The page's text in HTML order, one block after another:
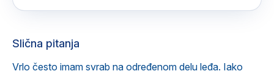
Slična pitanja
Vrlo često imam svrab na određenom delu leđa. Iako